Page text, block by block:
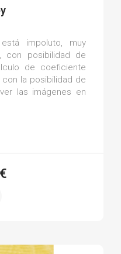
impoluto, muy
con posibilidad de
de coeficiente
la posibilidad de
las imágenes en